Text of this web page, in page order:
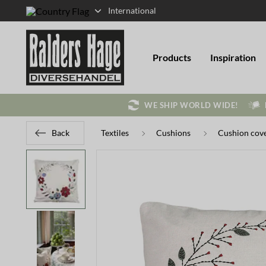
International
Products Inspiration
WE SHIP WORLD WIDE!
Back Textiles Cushions Cushion